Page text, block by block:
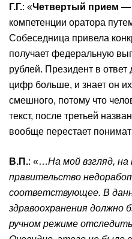
Г.Г.: «Четвертый прием —
компетенции оратора
Собеседница привела
получает федеральную
рублей. Президент в ответ
цифр больше, и знает он
смешного, потому что
текст, после третьей
вообще перестает
В.П.: «…На мой взгляд, на
правительство
соответствующее. В
здравоохранения должно
ручном режиме